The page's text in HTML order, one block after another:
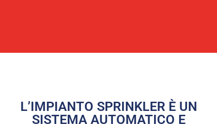
L’IMPIANTO SPRINKLER È UN
SISTEMA AUTOMATICO E